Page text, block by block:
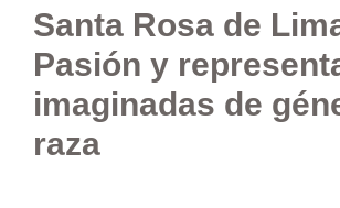
Santa Rosa de
Pasión y
imaginadas de
raza